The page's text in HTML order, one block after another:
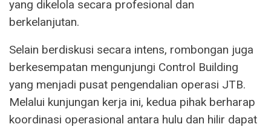
yang dikelola secara profesional dan
berkelanjutan.
Selain berdiskusi secara intens, rombongan juga
berkesempatan mengunjungi Control Building
yang menjadi pusat pengendalian operasi JTB.
Melalui kunjungan kerja ini, kedua pihak berharap
koordinasi operasional antara hulu dan hilir dapat